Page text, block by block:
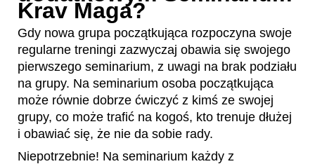
Krav Maga?
Gdy nowa grupa początkująca rozpoczyna swoje
regularne treningi zazwyczaj obawia się swojego
pierwszego seminarium, z uwagi na brak podziału
na grupy. Na seminarium osoba początkująca
może równie dobrze ćwiczyć z kimś ze swojej
grupy, co może trafić na kogoś, kto trenuje dłużej
i obawiać się, że nie da sobie rady.
Niepotrzebnie! Na seminarium każdy z